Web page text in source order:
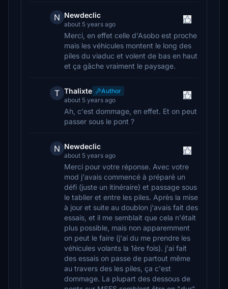
N Newdeclic
about 5 years ago
Merci, en effet celle d'Asobo est proche
mais les véhicules montent le long des
piles du viaduc et volent de bas en haut
et ça gâche vraiment le paysage.
T Thalixte
Author
about 5 years ago
Ah, c'est dommage, en effet. Et on peut
passer sous le pont ?
N Newdeclic
about 5 years ago
Merci pour votre réponse. Avec votre
mod j'avais commencé à préparé un
défi (juste un itinéraire) et passage sous
le tablier et entre les piles. Après la mise
à jour et suite au doublon j'avais fait des
essais, et il me semblait que cela n'était
plus possible, mais non apparemment
on peut le faire (j'ai du me prendre les
véhicules volants la 1ère fois). j'ai fait
des essais on passe de partout même
au travers des les piles, ça c'est
dommage. La plupart des dessous de